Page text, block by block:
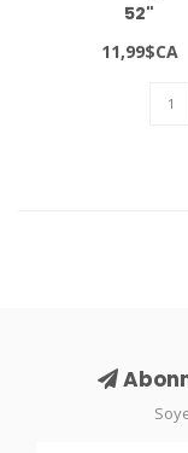
52"
11,99$CA